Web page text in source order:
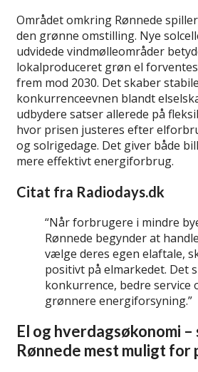
Området omkring Rønnede
den grønne omstilling. Nye
udvidede vindmølleområder
lokalproduceret grøn el
frem mod 2030. Det skaber
konkurrenceevnen blandt
udbydere satser allerede på
hvor prisen justeres efter
og solrigedage. Det giver både
mere effektivt energiforbrug.
Citat fra Radiodays.dk
“Når forbrugere i mindre
Rønnede begynder at
vælge deres egen elaftale,
positivt på elmarkedet. Det
konkurrence, bedre service
grønnere energiforsyning.”
El og hverdagsøkonomi –
Rønnede mest muligt for